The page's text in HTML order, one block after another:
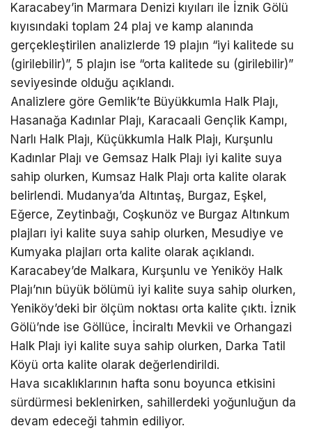
Karacabey’in Marmara Denizi kıyıları ile İznik Gölü
kıyısındaki toplam 24 plaj ve kamp alanında
gerçekleştirilen analizlerde 19 plajın “iyi kalitede su
(girilebilir)”, 5 plajın ise “orta kalitede su (girilebilir)”
seviyesinde olduğu açıklandı.
Analizlere göre Gemlik’te Büyükkumla Halk Plajı,
Hasanağa Kadınlar Plajı, Karacaali Gençlik Kampı,
Narlı Halk Plajı, Küçükkumla Halk Plajı, Kurşunlu
Kadınlar Plajı ve Gemsaz Halk Plajı iyi kalite suya
sahip olurken, Kumsaz Halk Plajı orta kalite olarak
belirlendi. Mudanya’da Altıntaş, Burgaz, Eşkel,
Eğerce, Zeytinbağı, Coşkunöz ve Burgaz Altınkum
plajları iyi kalite suya sahip olurken, Mesudiye ve
Kumyaka plajları orta kalite olarak açıklandı.
Karacabey’de Malkara, Kurşunlu ve Yeniköy Halk
Plajı’nın büyük bölümü iyi kalite suya sahip olurken,
Yeniköy’deki bir ölçüm noktası orta kalite çıktı. İznik
Gölü’nde ise Göllüce, İnciraltı Mevkii ve Orhangazi
Halk Plajı iyi kalite suya sahip olurken, Darka Tatil
Köyü orta kalite olarak değerlendirildi.
Hava sıcaklıklarının hafta sonu boyunca etkisini
sürdürmesi beklenirken, sahillerdeki yoğunluğun da
devam edeceği tahmin ediliyor.